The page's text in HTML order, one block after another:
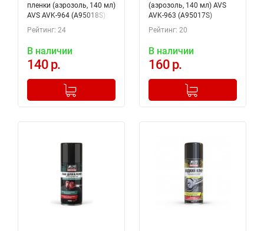
пленки (аэрозоль, 140 мл)
AVS AVK-964 (A95018S)
Рейтинг: 24
В наличии
140 р.
+
Добавлено в корзину
(аэрозоль, 140 мл) AVS
AVK-963 (A95017S)
Рейтинг: 20
В наличии
160 р.
+
Добавлено в корзину